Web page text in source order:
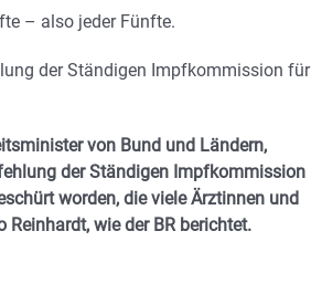
– also jeder Fünfte.
der Ständigen Impfkommission für
von Bund und Ländern,
der Ständigen Impfkommission
worden, die viele Ärztinnen und
wie der BR berichtet.